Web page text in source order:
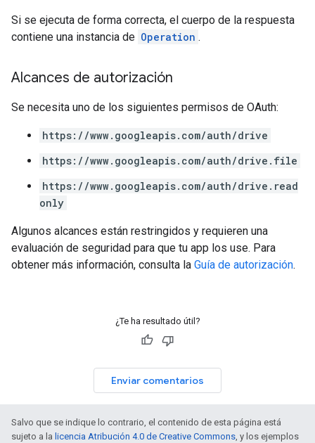
Si se ejecuta de forma correcta, el cuerpo de la respuesta
contiene una instancia de Operation .
Alcances de autorización
Se necesita uno de los siguientes permisos de OAuth:
https://www.googleapis.com/auth/drive
https://www.googleapis.com/auth/drive.file
https://www.googleapis.com/auth/drive.read
only
Algunos alcances están restringidos y requieren una
evaluación de seguridad para que tu app los use. Para
obtener más información, consulta la Guía de autorización.
¿Te ha resultado útil?
Enviar comentarios
Salvo que se indique lo contrario, el contenido de esta página está
sujeto a la licencia Atribución 4.0 de Creative Commons, y los ejemplos